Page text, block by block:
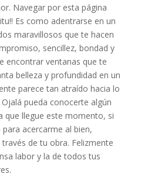
Navegar por esta página
Es como adentrarse en un
maravillosos que te hacen
sencillez, bondad y
encontrar ventanas que te
belleza y profundidad en un
parece tan atraído hacia lo
pueda conocerte algún
que llegue este momento, si
acercarme al bien,
de tu obra. Felizmente
labor y la de todos tus